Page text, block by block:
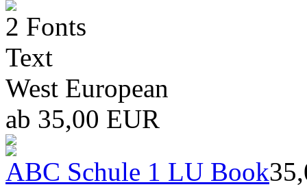
2 Fonts
Text
West European
ab 35,00 EUR
ABC Schule 1 LU Book